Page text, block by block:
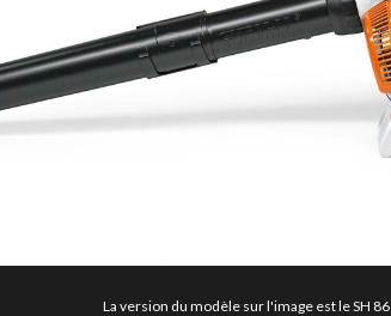
La version du modèle sur l'image est le SH 86